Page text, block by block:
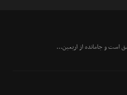
است و جامانده از اربعین...